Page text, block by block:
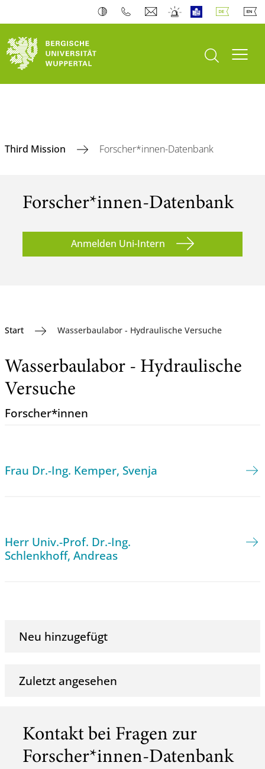
Suche öffnen
Third Mission Forscher*innen-Datenbank
Forscher*innen-Datenbank
Anmelden Uni-Intern
Start Wasserbaulabor - Hydraulische Versuche
Wasserbaulabor - Hydraulische
Versuche
Forscher*innen
Frau Dr.-Ing. Kemper, Svenja
Herr Univ.-Prof. Dr.-Ing.
Schlenkhoff, Andreas
Neu hinzugefügt
Zuletzt angesehen
Kontakt bei Fragen zur
Forscher*innen-Datenbank